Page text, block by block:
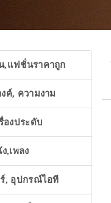
,แฟชั่นราคาถูก
งค์, ความงาม
องประดับ
,เพลง
, อุปกรณ์ไอที